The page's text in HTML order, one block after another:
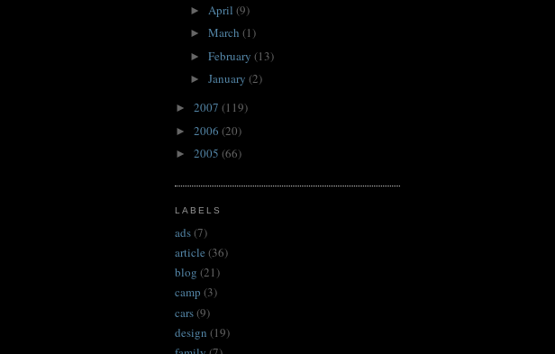
► April (9)
► March (1)
► February (13)
► January (2)
► 2007 (119)
► 2006 (20)
► 2005 (66)
LABELS
ads(7)
article (36)
blog (21)
camp (3)
cars(9)
design (19)